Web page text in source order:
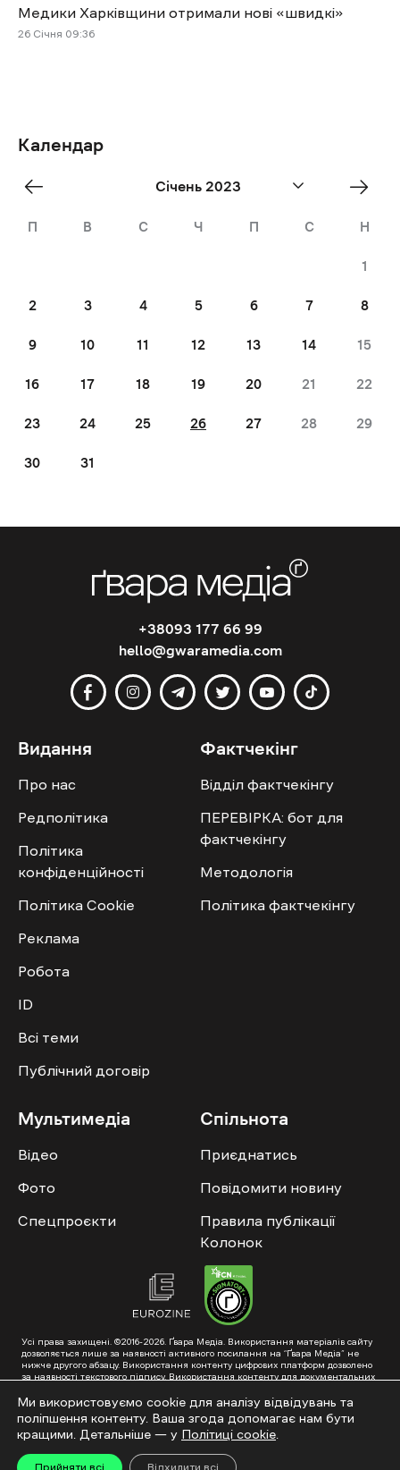
Медики Харківщини отримали нові «швидкі»
26 Січня 09:36
Календар
Січень 2023
П В С Ч П С Н
1
2 3 4 5 6 7 8
9 10 11 12 13 14 15
16 17 18 19 20 21 22
23 24 25 26 27 28 29
30 31
«
Dec
Лют
»
+38093 177 66 99
hello@gwaramedia.com
Видання
Про нас
Редполітика
Політика
конфіденційності
Політика Cookie
Реклама
Робота
ID
Всі теми
Публічний договір
Фактчекінг
Відділ фактчекінгу
ПЕРЕВІРКА: бот для
фактчекінгу
Методологія
Політика фактчекінгу
Мультимедіа
Відео
Фото
Спецпроєкти
Спільнота
Приєднатись
Повідомити новину
Правила публікації
Колонок
Усі права захищені. ©2016-2026. Ґвара Медіа. Використання матеріалів сайту
дозволяється лише за наявності активного посилання на “Ґвара Медіа” не
нижче другого абзацу. Використання контенту цифрових платформ дозволено
за наявності текстового підпису. Використання контенту для документальних
схвалення від редакції.
Суб’єкт у сфері онлайн-медіа; ідентифікатор медіа – R40-01353. Поштова
адреса: ГО «Ґвара Медіа», 61057, Харків, вул. Гоголя, 14, абонентська скринька
№7400
Підкинь нам тему на пошту – hello@gwaramedia.com
Ми використовуємо cookie для аналізу відвідувань та
поліпшення контенту. Ваша згода допомагає нам бути
кращими. Детальніше — у Політиці cookie
Прийняти всі Відхилити всі